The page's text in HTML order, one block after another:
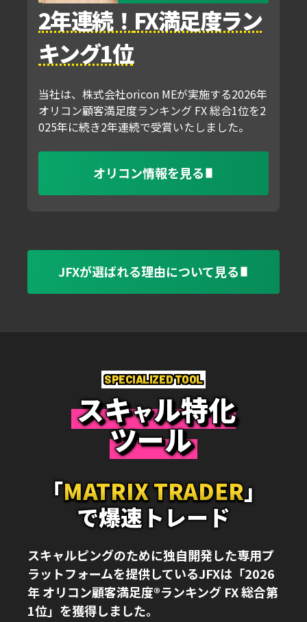
2年連続！ FX満足度ラン
キング1位
当社は、株式会社oricon MEが実施する2026年
オリコン顧客満足度ランキング FX 総合1位を2
025年に続き2年連続で受賞いたしました。
オリコン情報を見る
JFXが選ばれる理由について見る
SPECIALIZED TOOL
スキャル特化
ツール
｢MATRIX TRADER｣
で爆速トレード
スキャルピングのために独自開発した専用プ
ラットフォームを提供しているJFXは「2026
年 オリコン顧客満足度®ランキング FX 総合第
1位」を獲得しました。